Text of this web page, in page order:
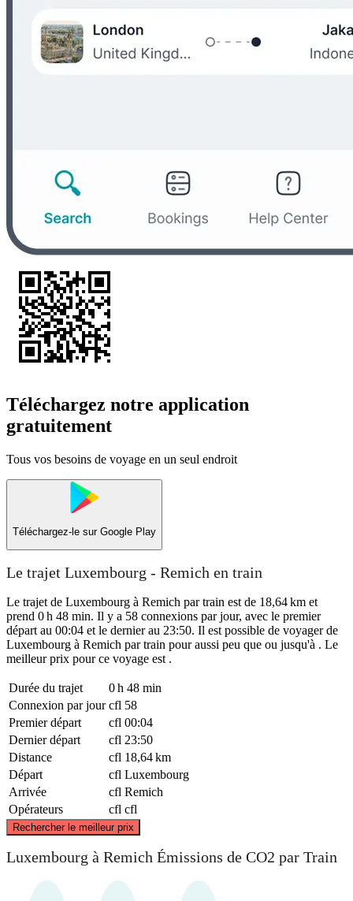
Téléchargez notre application
gratuitement
Tous vos besoins de voyage en un seul endroit
Téléchargez-le sur Google Play
Le trajet Luxembourg - Remich en train
Le trajet de Luxembourg à Remich par train est de 18,64 km et
prend 0 h 48 min. Il y a 58 connexions par jour, avec le premier
départ au 00:04 et le dernier au 23:50. Il est possible de voyager de
Luxembourg à Remich par train pour aussi peu que ou jusqu'à . Le
meilleur prix pour ce voyage est .
Durée du trajet
0 h 48 min
Connexion par jour cfl 58
Premier départ
cfl 00:04
Dernier départ
cfl 23:50
Distance
cfl 18,64 km
Départ
cfl Luxembourg
Arrivée
cfl Remich
Opérateurs
cfl cfl
Rechercher le meilleur prix
Luxembourg à Remich Émissions de CO2 par Train